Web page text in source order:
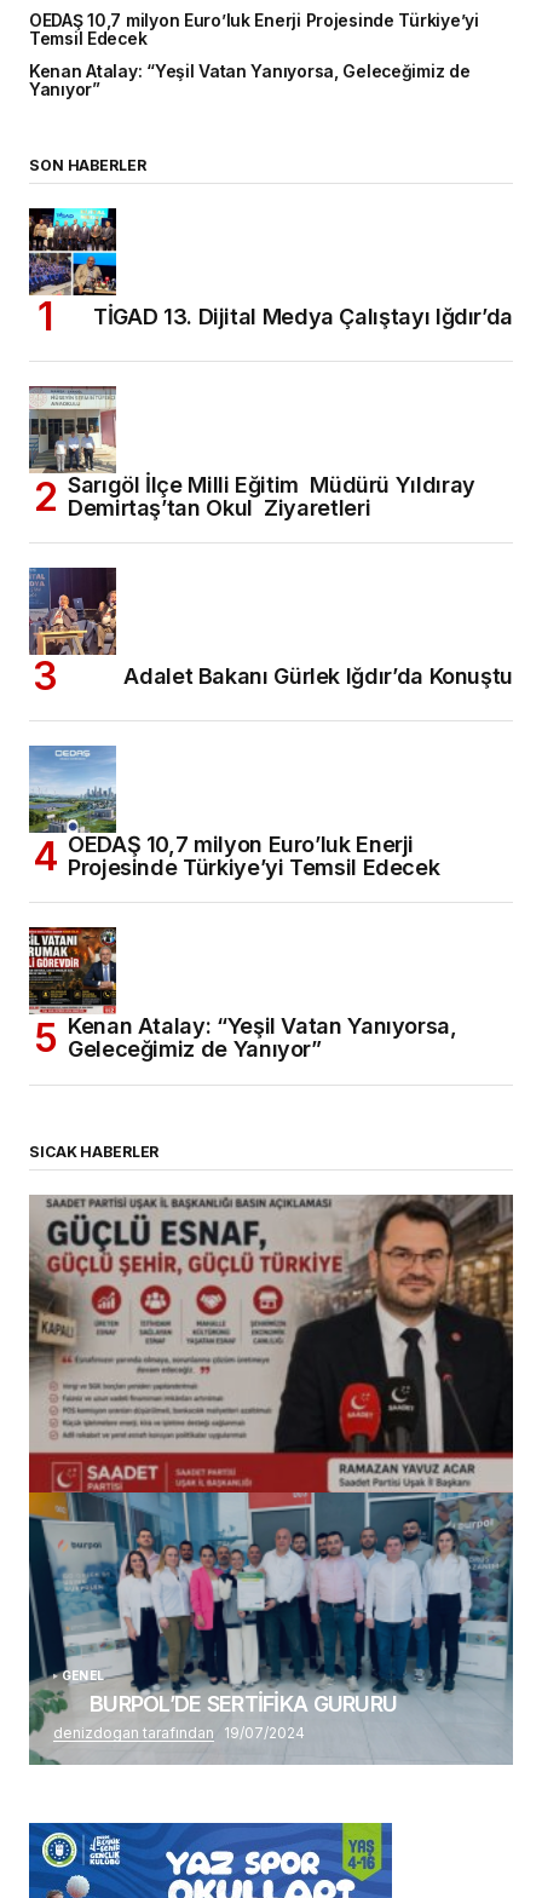
OEDAŞ 10,7 milyon Euro’luk Enerji Projesinde Türkiye’yi
Temsil Edecek
Kenan Atalay: “Yeşil Vatan Yanıyorsa, Geleceğimiz de
Yanıyor”
SON HABERLER
TİGAD 13. Dijital Medya Çalıştayı Iğdır’da
Sarıgöl İlçe Milli Eğitim Müdürü Yıldıray
Demirtaş’tan Okul Ziyaretleri
Adalet Bakanı Gürlek Iğdır’da Konuştu
OEDAŞ 10,7 milyon Euro’luk Enerji
Projesinde Türkiye’yi Temsil Edecek
Kenan Atalay: “Yeşil Vatan Yanıyorsa,
Geleceğimiz de Yanıyor”
SICAK HABERLER
(başlıksız)
Alaattin Karahan tarafından 14/07/2026
GENEL
BURPOL’DE SERTİFİKA GURURU
denizdogan tarafından 19/07/2024